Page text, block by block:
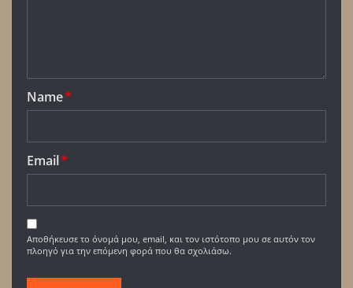
Name*
Email*
Αποθήκευσε το όνομά μου, email, και τον ιστότοπο μου σε αυτόν τον
πλοηγό για την επόμενη φορά που θα σχολιάσω.